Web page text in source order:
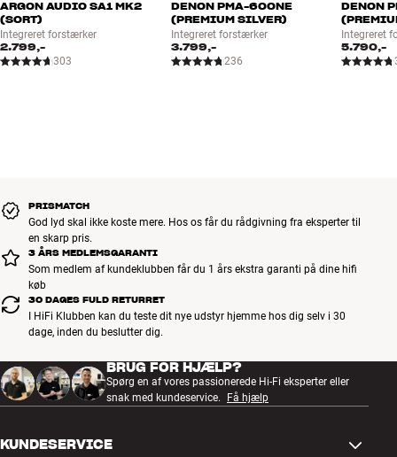
ARGON AUDIO SA1 MK2
(SORT)
Integreret forstærker
2.799,-
303
DENON PMA-600NE
(PREMIUM SILVER)
Integreret forstærker
3.799,-
236
DENON
Integreret
5.790,-
PRISMATCH
God lyd skal ikke koste mere. Hos os får du rådgivning fra eksperter til
en skarp pris.
3 ÅRS MEDLEMSGARANTI
Som medlem af kundeklubben får du 1 års ekstra garanti på dine hifi
køb
30 DAGES FULD RETURRET
I HiFi Klubben kan du teste dit nye udstyr hjemme hos dig selv i 30
dage, inden du beslutter dig.
BRUG FOR HJÆLP?
Spørg en af vores passionerede Hi-Fi eksperter eller
snak med kundeservice.
Få hjælp
KUNDESERVICE